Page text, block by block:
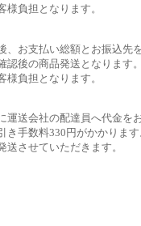
様負担となります。
、お支払い総額とお振込先
認後の商品発送となります
様負担となります。
運送会社の配達員へ代金を
き手数料330円がかかりま
送させていただきます。